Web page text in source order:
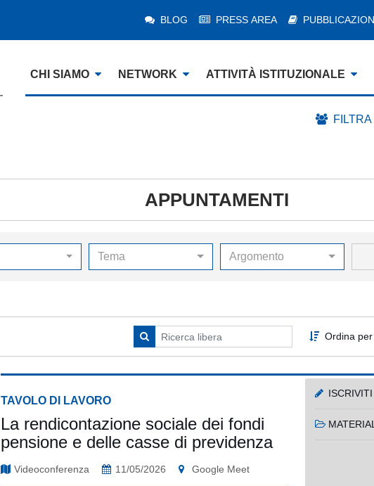
BLOG PRESS AREA
CHI SIAMO NETWORK ATTIVITÀ ISTITUZIONALE
APPUNTAMENTI
Tema Argomento
Ordina
TAVOLO DI LAVORO
La rendicontazione sociale dei fondi
pensione e delle casse di previdenza
Videoconferenza 11/05/2026 Google Meet
ISCRIVITI